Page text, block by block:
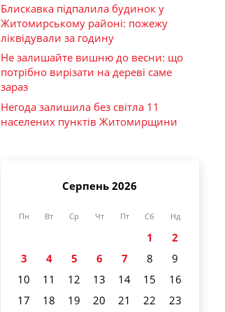
Блискавка підпалила будинок у
Житомирському районі: пожежу
ліквідували за годину
Не залишайте вишню до весни: що
потрібно вирізати на дереві саме
зараз
Негода залишила без світла 11
населених пунктів Житомирщини
Серпень 2026
Пн Вт Ср Чт Пт Сб Нд
1
2
3
4 5 6 7 8
9
10
11 12 13 14 15
16
17
18 19 20 21 22
23